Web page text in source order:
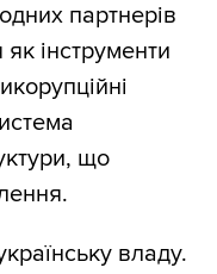
партнерів
як інструменти
що
владу.